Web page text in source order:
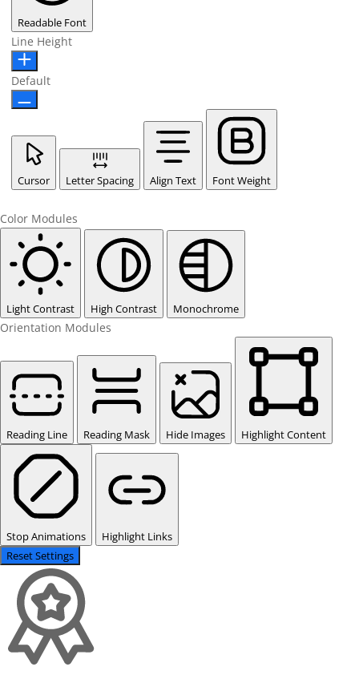
Readable Font
Line Height
Default
Cursor Letter Spacing Align Text Font Weight
Color Modules
Light Contrast High Contrast Monochrome
Orientation Modules
Reading Line Reading Mask Hide Images Highlight Content
Stop Animations
Highlight Links
Reset Settings